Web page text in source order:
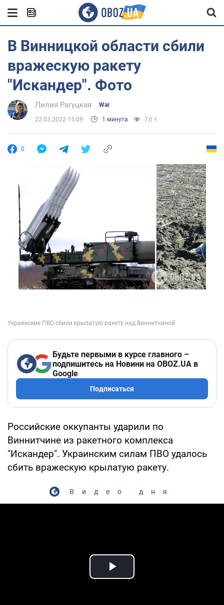
В Винницкой области сбили
вражескую ракету
"Искандер". Фото
Лилия Рагуцкая War
22.03.2022 15:09 1 минута 7,6 т.
0
Будьте первыми в курсе главного –
подпишитесь на Новини на OBOZ.UA в
Google
Подписаться
Российские оккупанты ударили по
Виннитчине из ракетного комплекса
"Искандер". Украинским силам ПВО удалось
сбить вражескую крылатую ракету.
Видео дня
Play Video